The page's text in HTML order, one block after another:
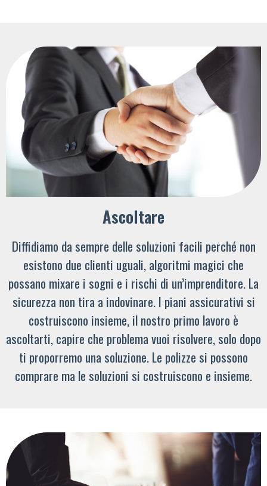
Ascoltare
Diffidiamo da sempre delle soluzioni facili perché non
esistono due clienti uguali, algoritmi magici che
possano mixare i sogni e i rischi di un’imprenditore. La
sicurezza non tira a indovinare. I piani assicurativi si
costruiscono insieme, il nostro primo lavoro è
ascoltarti, capire che problema vuoi risolvere, solo dopo
ti proporremo una soluzione. Le polizze si possono
comprare ma le soluzioni si costruiscono e insieme.